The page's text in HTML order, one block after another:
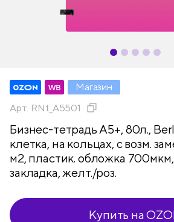
Магазин
Арт. RNt_A5501
Бизнес-тетрадь А5+, 80л.,
клетка, на кольцах, с возм.
м2, пластик. обложка
закладка, желт./роз.
Купить на